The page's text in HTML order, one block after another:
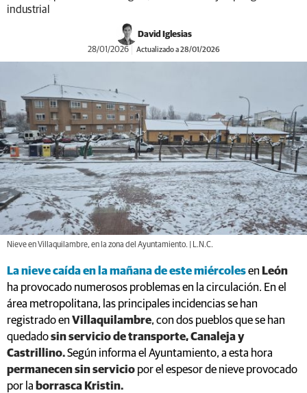
industrial
David Iglesias
28/01/2026 Actualizado a 28/01/2026
Nieve en Villaquilambre, en la zona del Ayuntamiento. | L.N.C.
La nieve caída en la mañana de este miércolesen León
ha provocado numerosos problemas en la circulación. En el
área metropolitana, las principales incidencias se han
registrado en Villaquilambre, con dos pueblos que se han
quedadosin servicio de transporte, Canaleja y
Castrillino.Según informa el Ayuntamiento, a esta hora
permanecen sin servicio por el espesor de nieve provocado
por la borrasca Kristin.